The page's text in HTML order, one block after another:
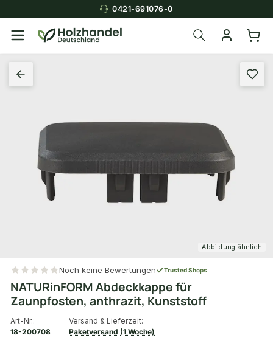
0421-691076-0
Abbildung ähnlich
Noch keine Bewertungen Trusted Shops
NATURinFORM Abdeckkappe für
Zaunpfosten, anthrazit, Kunststoff
Art-Nr.:
18-200708
Versand & Lieferzeit:
Paketversand (1 Woche)